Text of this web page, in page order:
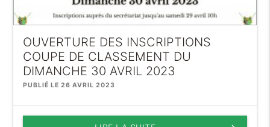
OUVERTURE DES INSCRIPTIONS
COUPE DE CLASSEMENT DU
DIMANCHE 30 AVRIL 2023
PUBLIÉ LE 26 AVRIL 2023